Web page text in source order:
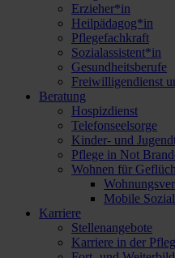
Erzieher*in
Heilpädagog*in
Pflegefachkraft
Sozialassistent*in
Gesundheitsberufe
Freiwilligendienst
Beratung
Hospizdienst
Telefonseelsorge
Kinder- und
Pflege in Not
Wohnen für
Mobile
Karriere
Stellenangebote
Karriere in der